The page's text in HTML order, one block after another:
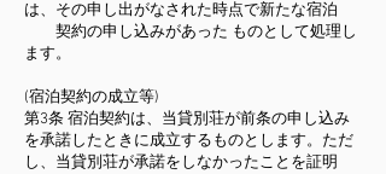
は、その申し出がなされた時点で新たな宿泊
契約の申し込みがあった ものとして処理し
ます。
(宿泊契約の成立等)
第3条 宿泊契約は、当貸別荘が前条の申し込み
を承諾したときに成立するものとします。ただ
し、当貸別荘が承諾をしなかったことを証明